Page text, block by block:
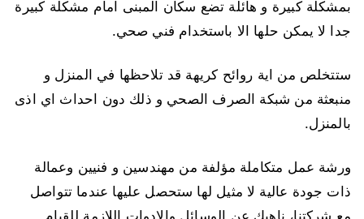
بمشكلة كبيرة و هائلة تضع سكان المبنى امام مشكلة كبيرة
جدا لا يمكن حلها الا باستخدام فني صحي.
ستتخلص من اية روائح كريهة قد تلاحظها في المنزل و
منبعثة من شبكة الصرف الصحي و ذلك دون احداث اي اذى
بالمنزل.
ورشة عمل متكاملة مؤلفة من مهندسين و فنيين وعمالة
ذات جودة عالية لا مثيل لها ستحصل عليها عندما تتواصل
مع شركتنا، ناهيك عن الوسائل والادوات اللازمة للقيام